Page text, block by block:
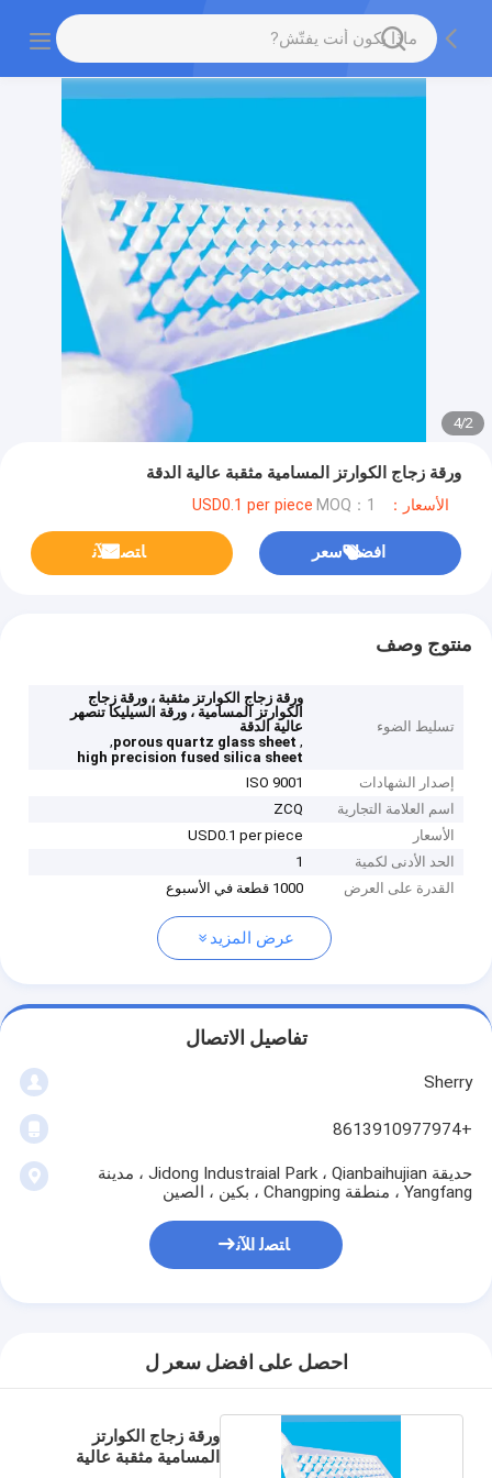
2
/
4
ورقة زجاج الكوارتز المسامية مثقبة عالية الدقة
الأسعار：USD0.1 per piece MOQ：1
افضل سعر ﺎﺘﺼﻟ ﺍﻶﻧ
منتوج وصف
تسليط الضوء
ورقة زجاج الكوارتز مثقبة ، ورقة زجاج
الكوارتز المسامية ، ورقة السيليكا تنصهر
عالية الدقة
,
porous quartz glass sheet
,
high precision fused silica sheet
إصدار الشهادات
ISO 9001
اسم العلامة التجارية
ZCQ
الأسعار
USD0.1 per piece
الحد الأدنى لكمية
1
القدرة على العرض
1000 قطعة في الأسبوع
عرض المزيد
تفاصيل الاتصال
Sherry
+8613910977974
حديقة Jidong Industraial Park ، Qianbaihujian ، مدينة
Yangfang ، منطقة Changping ، بكين ، الصين
ﺎﺘﺼﻟ ﺍﻶﻧ
احصل على افضل سعر ل
ورقة زجاج الكوارتز
المسامية مثقبة عالية